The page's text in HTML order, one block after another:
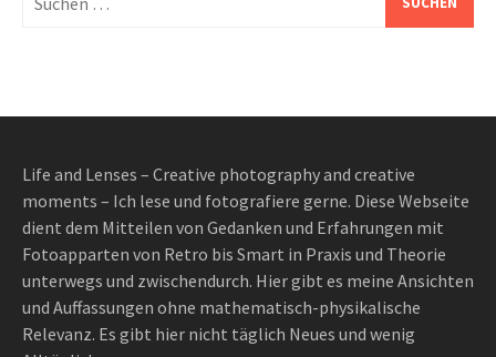
nach:
Life and Lenses – Creative photography and creative
moments – Ich lese und fotografiere gerne. Diese Webseite
dient dem Mitteilen von Gedanken und Erfahrungen mit
Fotoapparten von Retro bis Smart in Praxis und Theorie
unterwegs und zwischendurch. Hier gibt es meine Ansichten
und Auffassungen ohne mathematisch-physikalische
Relevanz. Es gibt hier nicht täglich Neues und wenig